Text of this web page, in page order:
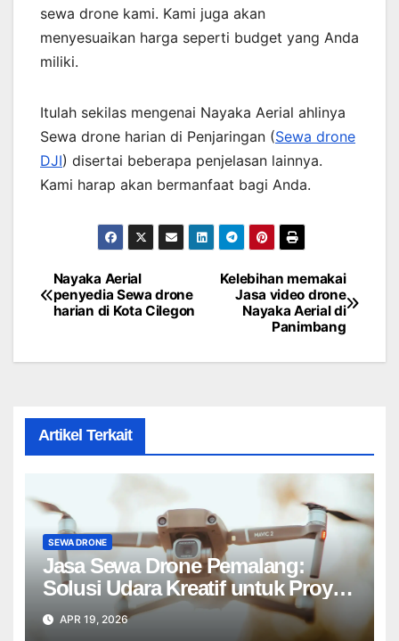
sewa drone kami. Kami juga akan
menyesuaikan harga seperti budget yang Anda
miliki.
Itulah sekilas mengenai Nayaka Aerial ahlinya
Sewa drone harian di Penjaringan (Sewa drone
DJI) disertai beberapa penjelasan lainnya.
Kami harap akan bermanfaat bagi Anda.
Post
navigation
Kelebihan memakai
Jasa video drone
Nayaka Aerial di
Panimbang
Nayaka Aerial
penyedia Sewa drone
harian di Kota Cilegon
Artikel Terkait
SEWA DRONE
Jasa Sewa Drone Pemalang:
Solusi Udara Kreatif untuk Proyek
Anda Tanpa Batas】
APR 19, 2026